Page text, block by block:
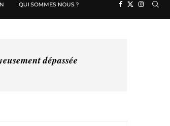
QUI SOMMES NOUS ?
dépassée